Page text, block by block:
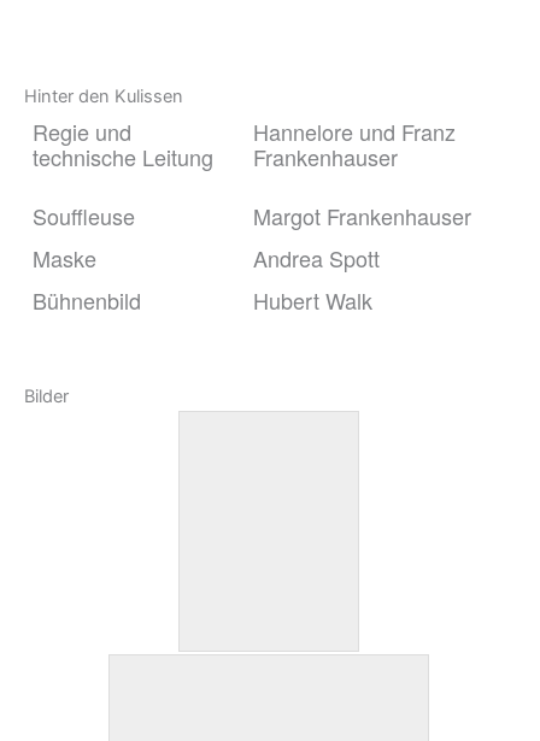
Hinter den Kulissen
Regie und
technische Leitung
Hannelore und Franz
Frankenhauser
Souffleuse
Margot Frankenhauser
Maske
Andrea Spott
Bühnenbild
Hubert Walk
Bilder